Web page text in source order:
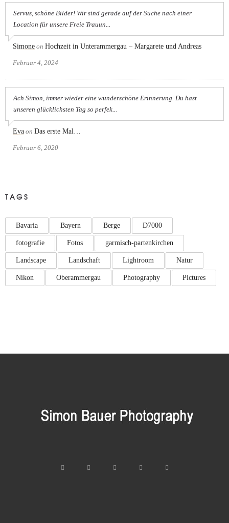
Servus, schöne Bilder! Wir sind gerade auf der Suche nach einer
Location für unsere Freie Trauun...
Simone on Hochzeit in Unterammergau – Margarete und Andreas
Februar 4, 2024
Ach Simon, immer wieder eine wunderschöne Erinnerung. Du hast
unseren glücklichsten Tag so perfek...
Eva on Das erste Mal…
Februar 6, 2020
TAGS
Bavaria Bayern Berge D7000
fotografie Fotos garmisch-partenkirchen
Landscape Landschaft Lightroom Natur
Nikon Oberammergau Photography Pictures